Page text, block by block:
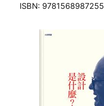
ISBN: 9781568987255